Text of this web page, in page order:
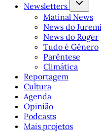
Newsletters
Matinal News
News do
News do Roger
Tudo é Gênero
Parêntese
Climática
Reportagem
Cultura
Agenda
Opinião
Podcasts
Mais projetos